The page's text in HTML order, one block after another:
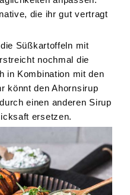
die ihr gut vertragt
Süßkartoffeln mit
nochmal die
in Kombination mit den
könnt den Ahornsirup
einen anderen Sirup
ersetzen.